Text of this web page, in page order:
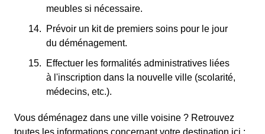
meubles si nécessaire.
Prévoir un kit de premiers soins pour le jour
du déménagement.
Effectuer les formalités administratives liées
à l'inscription dans la nouvelle ville (scolarité,
médecins, etc.).
Vous déménagez dans une ville voisine ? Retrouvez
toutes les informations concernant votre destination ici :